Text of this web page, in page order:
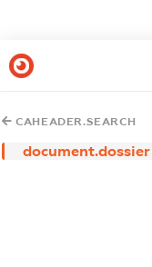
CAHEADER.SEARCH
document.dossier